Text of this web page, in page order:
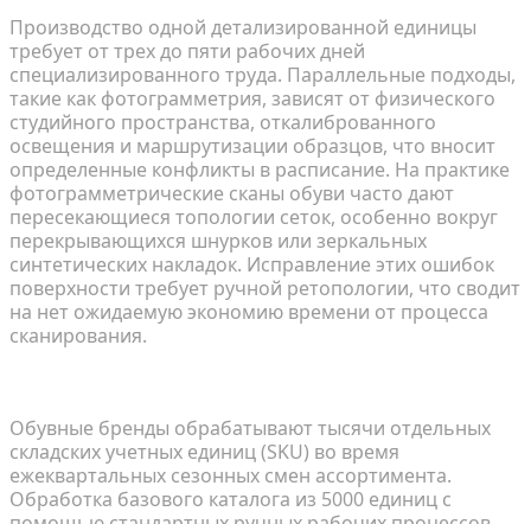
Производство одной детализированной единицы
требует от трех до пяти рабочих дней
специализированного труда. Параллельные подходы,
такие как фотограмметрия, зависят от физического
студийного пространства, откалиброванного
освещения и маршрутизации образцов, что вносит
определенные конфликты в расписание. На практике
фотограмметрические сканы обуви часто дают
пересекающиеся топологии сеток, особенно вокруг
перекрывающихся шнурков или зеркальных
синтетических накладок. Исправление этих ошибок
поверхности требует ручной ретопологии, что сводит
на нет ожидаемую экономию времени от процесса
сканирования.
Обувные бренды обрабатывают тысячи отдельных
складских учетных единиц (SKU) во время
ежеквартальных сезонных смен ассортимента.
Обработка базового каталога из 5000 единиц с